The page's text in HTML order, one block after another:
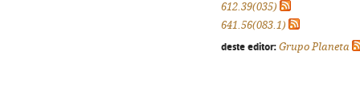
612.39(035)
641.56(083.1)
deste editor: Grupo Planeta